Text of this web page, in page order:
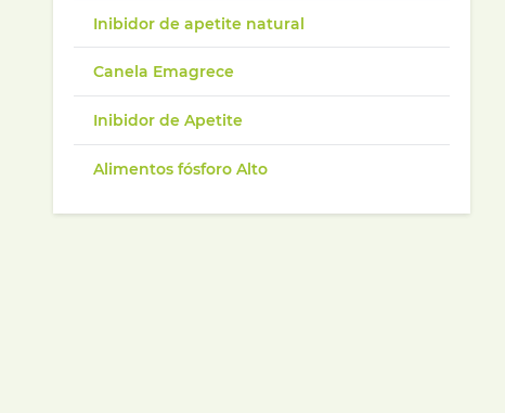
Inibidor de apetite natural
Canela Emagrece
Inibidor de Apetite
Alimentos fósforo Alto